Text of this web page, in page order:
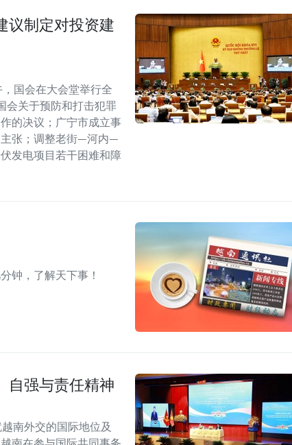
议制定对投资建
国会在大会堂举行全
会关于预防和打击犯罪
的决议；广宁市成立事
主张；调整老街—河内—
发电项目若干困难和障
钟，了解天下事！
自强与责任精神
南外交的国际地位及